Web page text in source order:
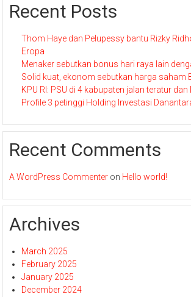
Recent Posts
Thom Haye dan Pelupessy bantu Rizky
Eropa
Menaker sebutkan bonus hari raya lain
Solid kuat, ekonom sebutkan harga saham
KPU RI: PSU di 4 kabupaten jalan teratur
Profile 3 petinggi Holding Investasi
Recent Comments
A WordPress Commenter on Hello world!
Archives
March 2025
February 2025
January 2025
December 2024